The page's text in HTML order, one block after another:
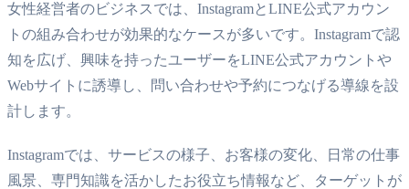
女性経営者のビジネスでは、InstagramとLINE公式アカウン
トの組み合わせが効果的なケースが多いです。Instagramで認
知を広げ、興味を持ったユーザーをLINE公式アカウントや
Webサイトに誘導し、問い合わせや予約につなげる導線を設
計します。
Instagramでは、サービスの様子、お客様の変化、日常の仕事
風景、専門知識を活かしたお役立ち情報など、ターゲットが